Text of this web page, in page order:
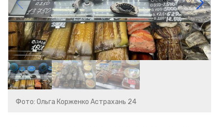
Фото: Ольга Корженко Астрахань 24